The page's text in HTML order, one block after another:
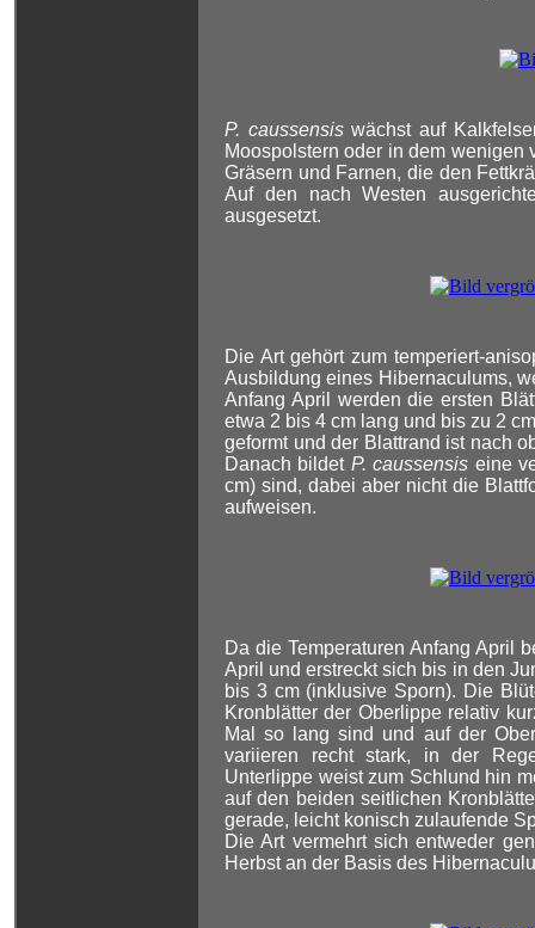
P. caussensiswächst auf
Moospolstern oder in dem
Gräsern und Farnen, die den
Auf den nach Westen
ausgesetzt.
Die Art gehört zum temperiert-
Ausbildung eines Hibernaculums,
Anfang April werden die ersten
etwa 2 bis 4 cm lang und bis zu 2
geformt und der Blattrand ist nach
Danach bildet P. caussensis eine
cm) sind, dabei aber nicht die
aufweisen.
Da die Temperaturen Anfang April
April und erstreckt sich bis in den
bis 3 cm (inklusive Sporn). Die
Kronblätter der Oberlippe relativ
Mal so lang sind und auf der
variieren recht stark, in der
Unterlippe weist zum Schlund hin
auf den beiden seitlichen
gerade, leicht konisch zulaufende
Die Art vermehrt sich entweder
Herbst an der Basis des